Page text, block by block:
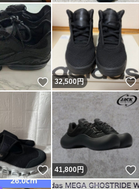
いいね！
32,500円
いいね！
41,800円